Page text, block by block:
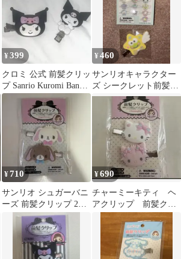
¥399
クロミ 公式 前髪クリッ
プ Sanrio Kuromi Bangs
clip
¥460
サンリオキャラクター
ズ シークレット前髪ク
リップ けろけろけろっ
¥710
サンリオ シュガーバニ
ーズ 前髪クリップ 2個
セット
¥690
チャーミーキティ ヘ
アクリップ 前髪クリ
ップ